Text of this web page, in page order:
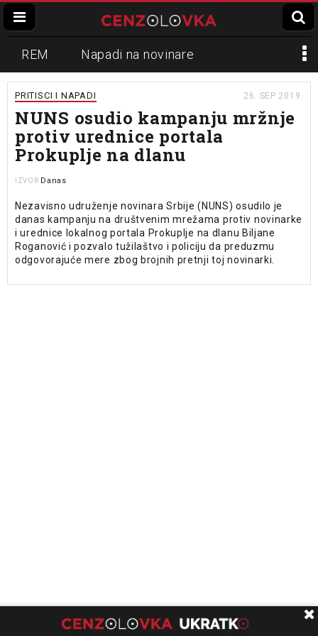
REM Napadi na novinare
Zvučni top
Propaganda Lokalni mediji
Informer Slavko Ćuruvija
PRITISCI I NAPADI 26. SEP 2019.
NUNS osudio kampanju mržnje
protiv urednice portala
Prokuplje na dlanu
IZVOR Danas
Nezavisno udruženje novinara Srbije (NUNS) osudilo je
danas kampanju na društvenim mrežama protiv novinarke
i urednice lokalnog portala Prokuplje na dlanu Biljane
Roganović i pozvalo tužilaštvo i policiju da preduzmu
odgovorajuće mere zbog brojnih pretnji toj novinarki.